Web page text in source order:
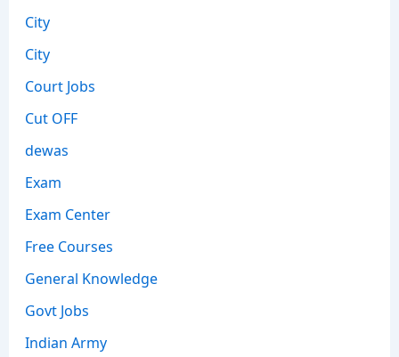
City
City
Court Jobs
Cut OFF
dewas
Exam
Exam Center
Free Courses
General Knowledge
Govt Jobs
Indian Army